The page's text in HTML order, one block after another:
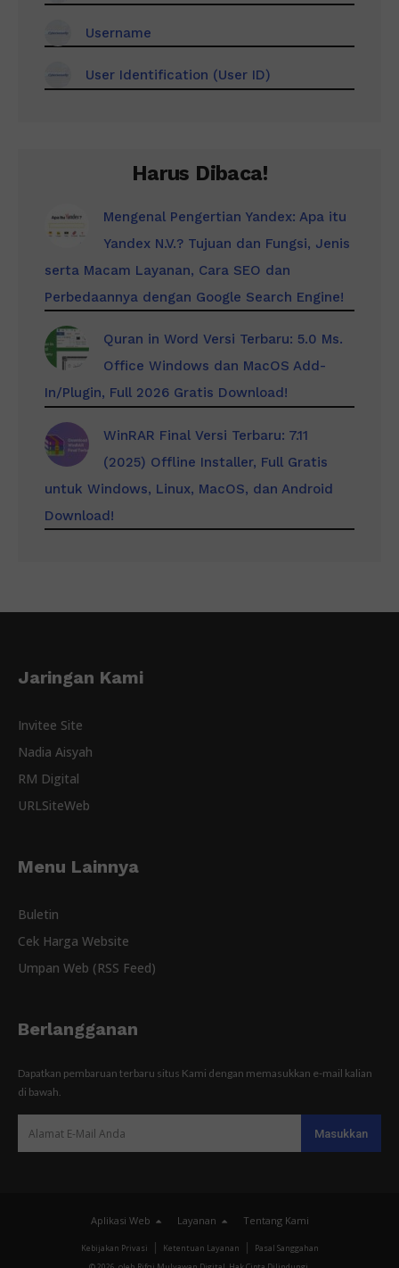
Username
User Identification (User ID)
Harus Dibaca!
Mengenal Pengertian Yandex: Apa itu
Yandex N.V.? Tujuan dan Fungsi, Jenis
serta Macam Layanan, Cara SEO dan
Perbedaannya dengan Google Search Engine!
Quran in Word Versi Terbaru: 5.0 Ms.
Office Windows dan MacOS Add-
In/Plugin, Full 2026 Gratis Download!
WinRAR Final Versi Terbaru: 7.11
(2025) Offline Installer, Full Gratis
untuk Windows, Linux, MacOS, dan Android
Download!
Jaringan Kami
Invitee Site
Nadia Aisyah
RM Digital
URLSiteWeb
Menu Lainnya
Buletin
Cek Harga Website
Umpan Web (RSS Feed)
Berlangganan
Dapatkan pembaruan terbaru situs Kami dengan memasukkan e-mail kalian
di bawah.
Aplikasi Web Layanan Tentang Kami
Kebijakan Privasi Ketentuan Layanan
Pasal Sanggahan